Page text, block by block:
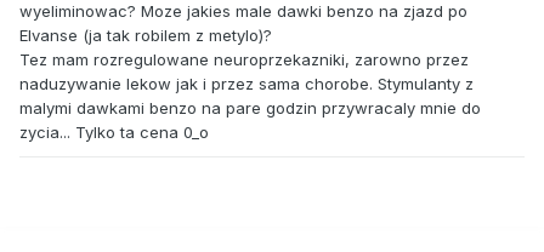
wyeliminowac? Moze jakies male dawki benzo na zjazd po
Elvanse (ja tak robilem z metylo)?
Tez mam rozregulowane neuroprzekazniki, zarowno przez
naduzywanie lekow jak i przez sama chorobe. Stymulanty z
malymi dawkami benzo na pare godzin przywracaly mnie do
zycia... Tylko ta cena 0_o